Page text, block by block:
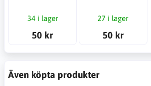
34 i lager
50 kr
27 i lager
50 kr
Även köpta produkter